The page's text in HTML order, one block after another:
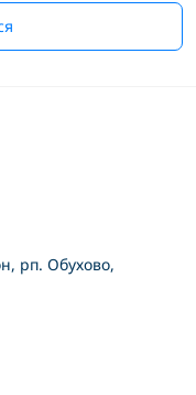
рп. Обухово,